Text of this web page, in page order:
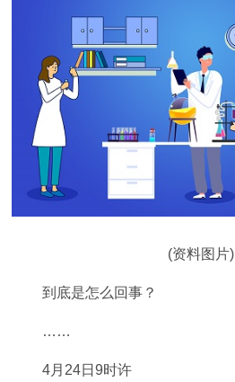
(资料图片)
到底是怎么回事？
……
4月24日9时许